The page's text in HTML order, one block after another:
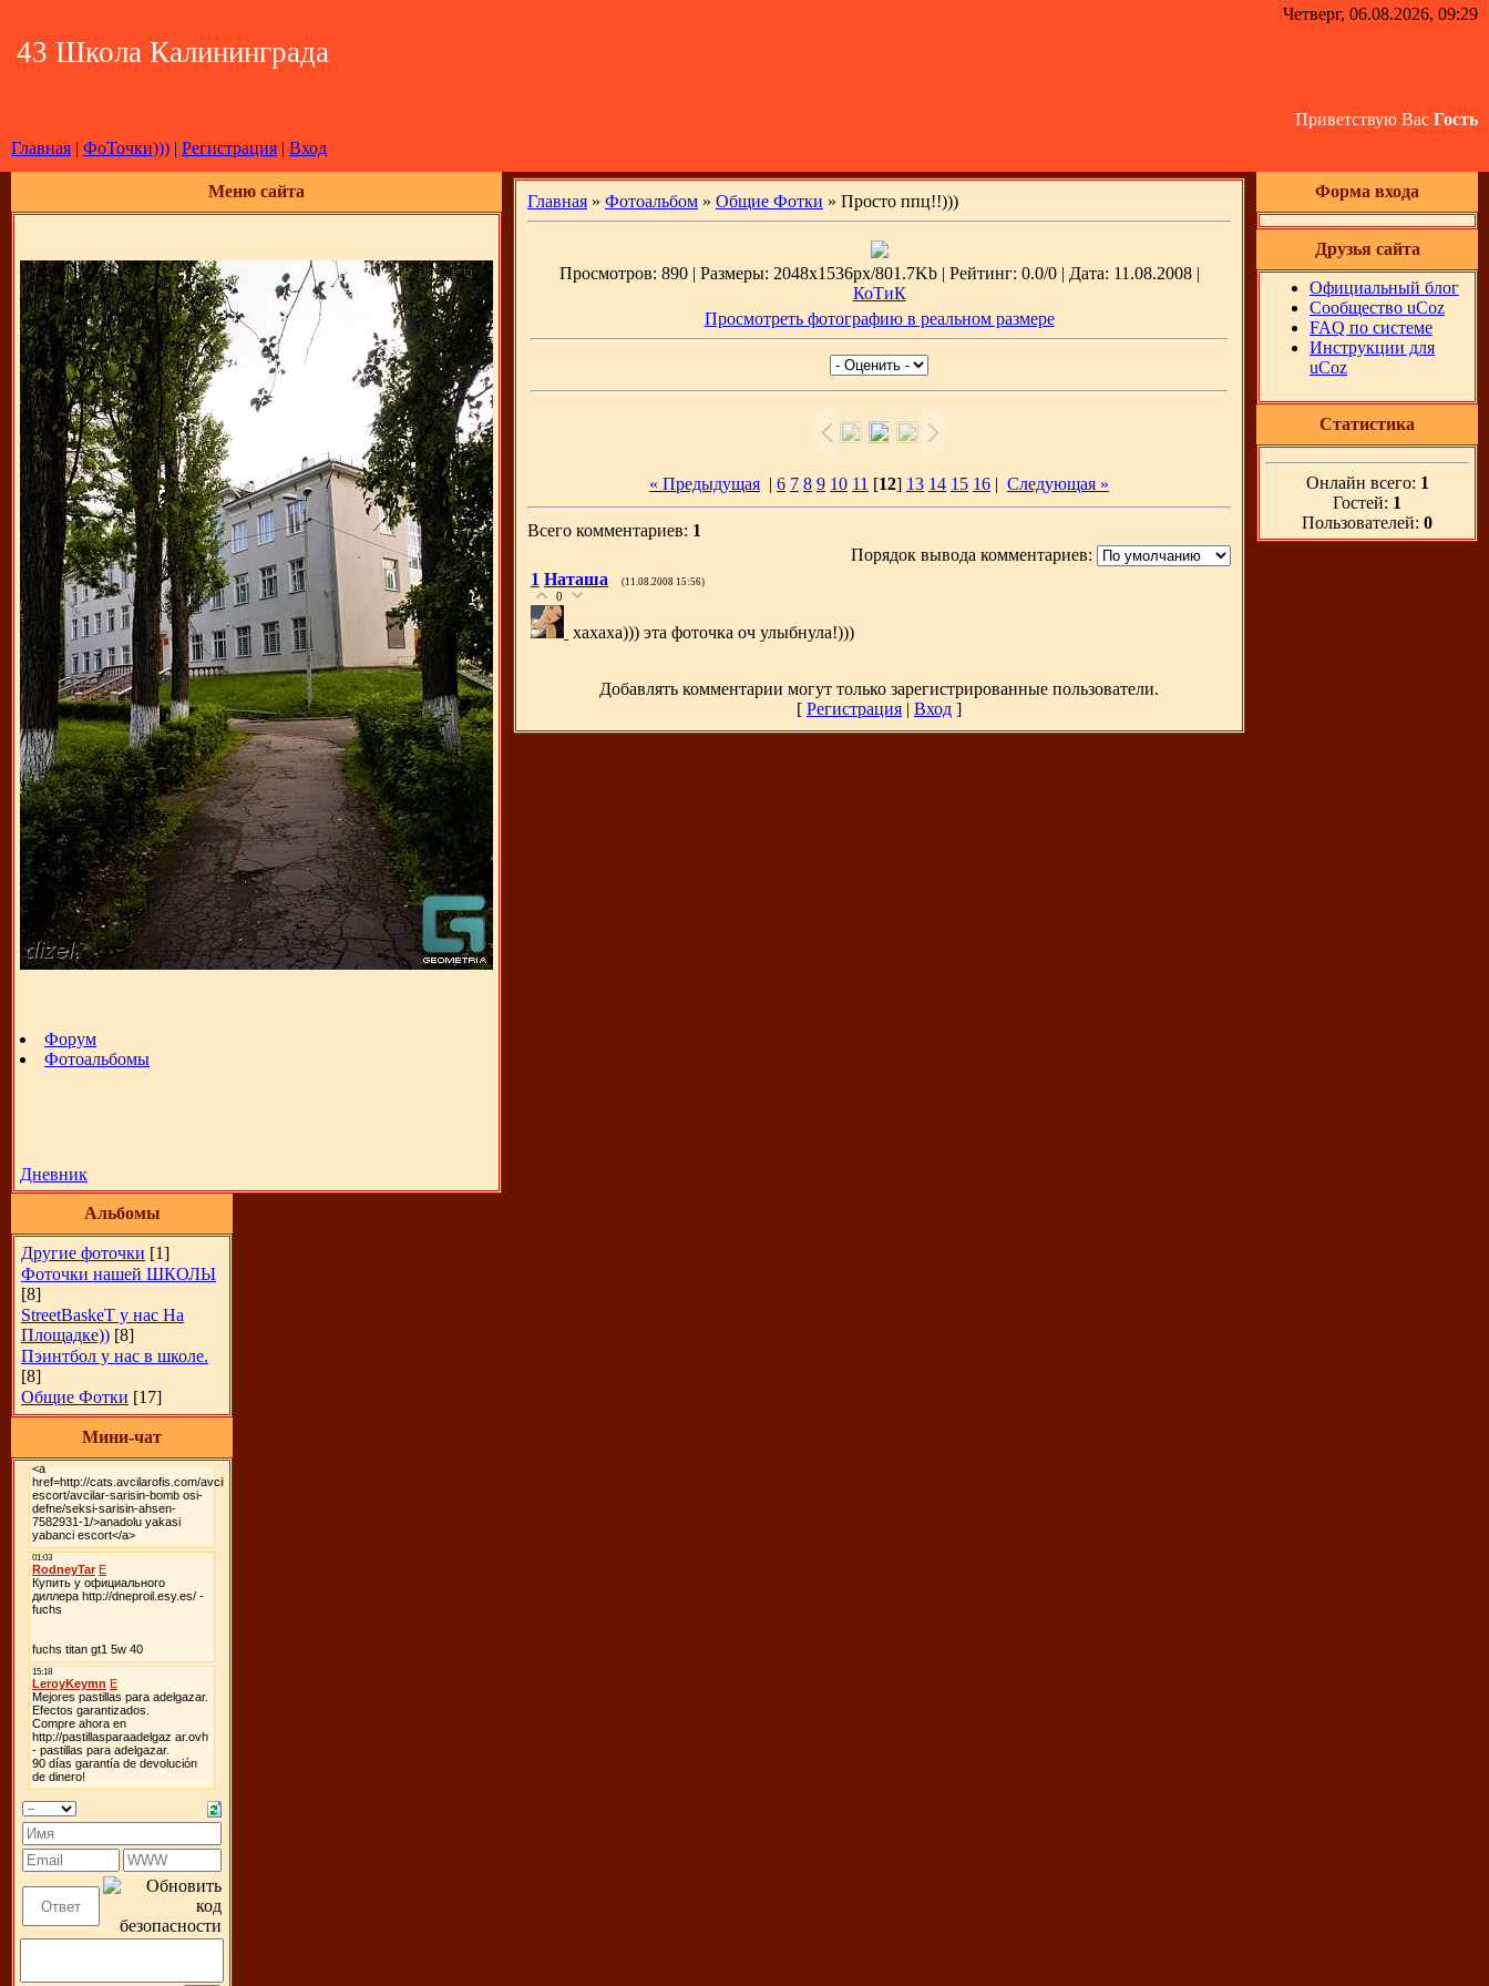
43 Школа Калининграда
Главная | ФоТочки))) | Регистрация | Вход
Четверг, 06.08.2026, 09:29
Приветствую Вас Гость
Меню сайта
Форум
Фотоальбомы
Дневник
Альбомы
Другие фоточки [1]
Фоточки нашей ШКОЛЫ
[8]
StreetBaskeT у нас На
Площадке)) [8]
Пэинтбол у нас в школе.
[8]
Общие Фотки [17]
Мини-чат
Главная » Фотоальбом » Общие Фотки » Просто ппц!!)))
Просмотров: 890 | Размеры: 2048x1536px/801.7Kb | Рейтинг: 0.0/0 | Дата: 11.08.2008 |
КоТиК
Просмотреть фотографию в реальном размере
« Предыдущая | 6 7 8 9 10 11 [12] 13 14 15 16 | Следующая »
Всего комментариев: 1
Порядок вывода комментариев:
1 Наташа (11.08.2008 15:56)
0
хахаха))) эта фоточка оч улыбнула!)))
Добавлять комментарии могут только зарегистрированные пользователи.
[ Регистрация | Вход ]
Форма входа
Друзья сайта
Официальный блог
Сообщество uCoz
FAQ по системе
Инструкции для
uCoz
Статистика
Онлайн всего: 1
Гостей: 1
Пользователей: 0